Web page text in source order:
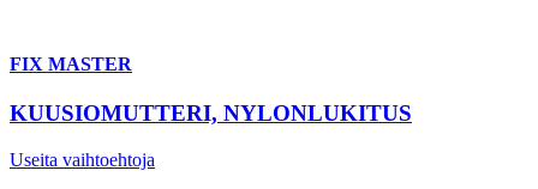
FIX MASTER
KUUSIOMUTTERI, NYLONLUKITUS
Useita vaihtoehtoja